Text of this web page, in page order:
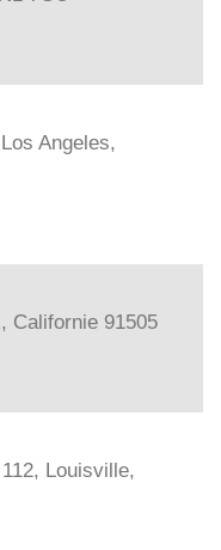
Angeles,
Californie 91505
Louisville,